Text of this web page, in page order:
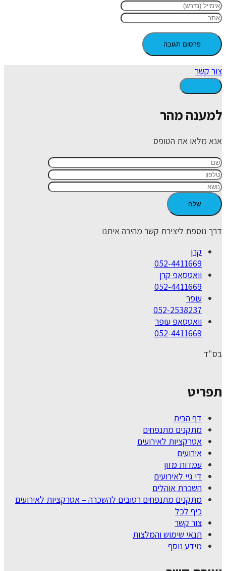
צור קשר
למענה מהר
אנא מלאו את הטופס
דרך נוספת ליצירת קשר מהירה איתנו
קרן
052-4411669
וואטסאפ קרן
052-4411669
עופר
052-2538237
וואטסאפ עופר
052-4411669
בס"ד
תפריט
דף הבית
מתקנים מתנפחים
אטרקציות לאירועים
אירועים
עמדות מזון
די גיי לאירועים
השכרת אוהלים
מתקנים מתנפחים רטובים להשכרה – אטרקציות לאירועים
כיף לכל
צור קשר
תנאי שימוש והמלצות
מידע נוסף